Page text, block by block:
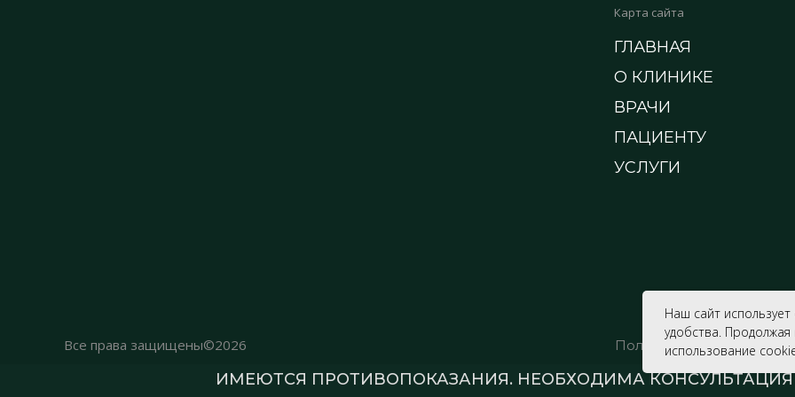
Политика
Все права защищены©2026
УСЛУГИ
ПАЦИЕНТУ
ВРАЧИ
О КЛИНИКЕ
ГЛАВНАЯ
Карта сайта
Наш сайт
удобства.
использование
ИМЕЮТСЯ ПРОТИВОПОКАЗАНИЯ. НЕОБХОДИМА